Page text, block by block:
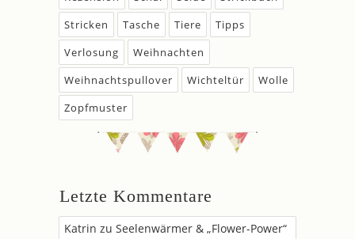
Stricken
Tasche Tiere
Tipps
Verlosung
Weihnachten
Weihnachtspullover
Wichteltür
Wolle
Zopfmuster
Letzte Kommentare
Katrin zu Seelenwärmer & „Flower-Power“